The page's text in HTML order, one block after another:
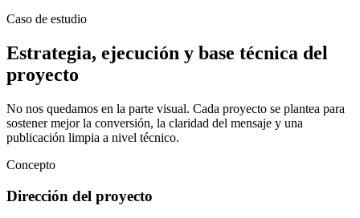
Caso de estudio
Estrategia, ejecución y base técnica del
proyecto
No nos quedamos en la parte visual. Cada proyecto se plantea para
sostener mejor la conversión, la claridad del mensaje y una
publicación limpia a nivel técnico.
Concepto
Dirección del proyecto